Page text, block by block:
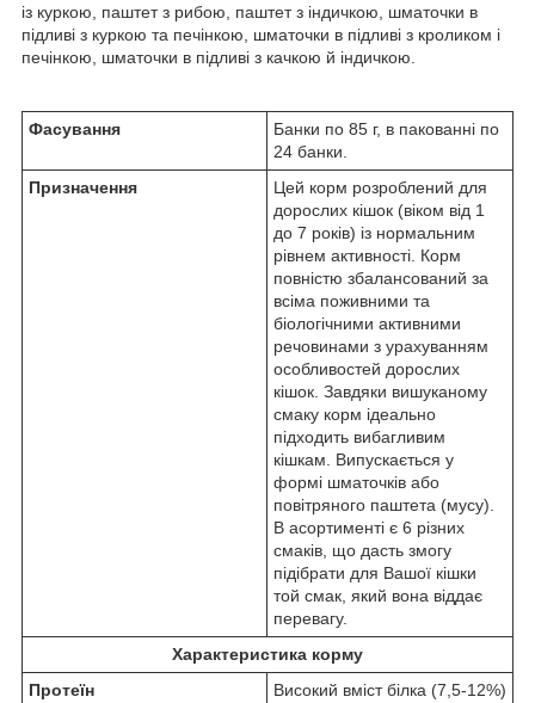
із куркою, паштет з рибою, паштет з індичкою, шматочки в
підливі з куркою та печінкою, шматочки в підливі з кроликом і
печінкою, шматочки в підливі з качкою й індичкою.
Фасування
Банки по 85 г, в пакованні по
24 банки.
Призначення
Цей корм розроблений для
дорослих кішок (віком від 1
до 7 років) із нормальним
рівнем активності. Корм
повністю збалансований за
всіма поживними та
біологічними активними
речовинами з урахуванням
особливостей дорослих
кішок. Завдяки вишуканому
смаку корм ідеально
підходить вибагливим
кішкам. Випускається у
формі шматочків або
повітряного паштета (мусу).
В асортименті є 6 різних
смаків, що дасть змогу
підібрати для Вашої кішки
той смак, який вона віддає
перевагу.
Характеристика корму
Протеїн
Високий вміст білка (7,5-12%)